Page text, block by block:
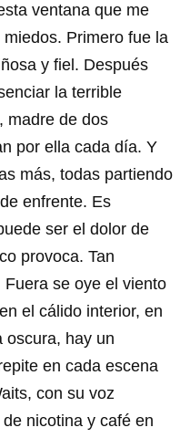
ventana que me
Primero fue la
y fiel. Después
la terrible
madre de dos
por ella cada día. Y
más, todas partiendo
enfrente. Es
ser el dolor de
provoca. Tan
se oye el viento
el cálido interior, en
oscura, hay un
en cada escena
con su voz
nicotina y café en